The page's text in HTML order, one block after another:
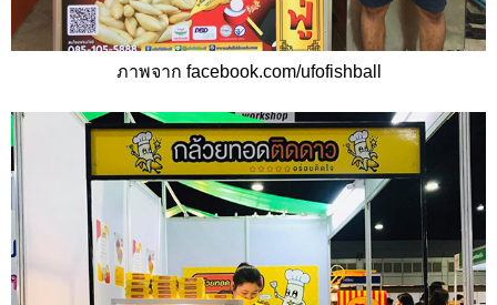
ภาพจาก facebook.com/ufofishball